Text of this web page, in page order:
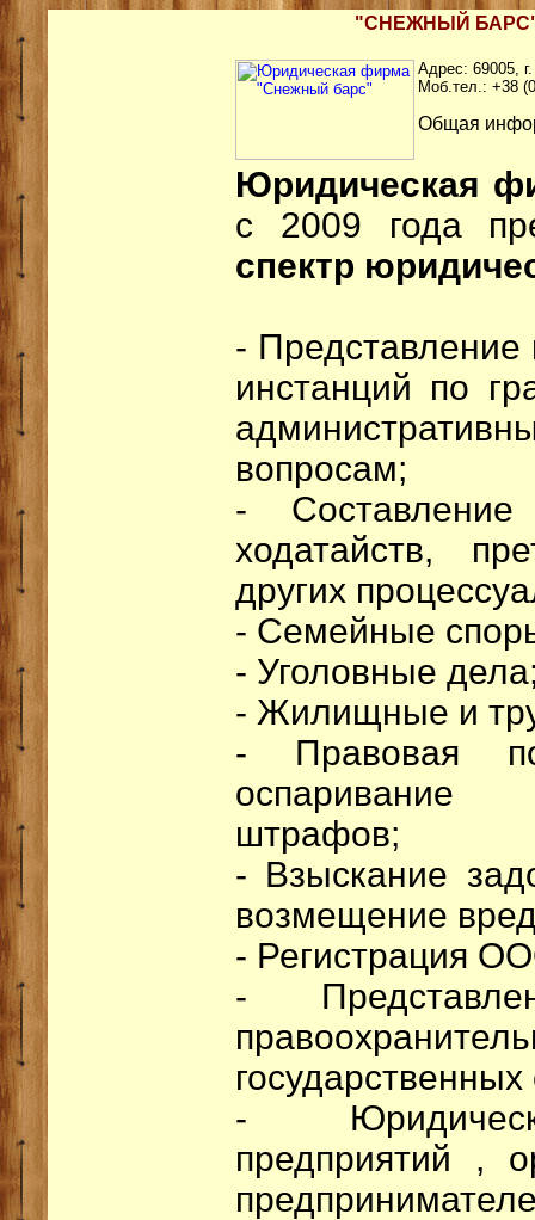
"СНЕЖНЫЙ
Адрес: 69005,
Моб.тел.: +38
Общая
Юридическая
с 2009 года
спектр
- Представление
инстанций по
вопросам;
- Составление
ходатайств,
других
- Семейные
- Уголовные
- Жилищные и
- Правовая
оспаривание
штрафов;
- Взыскание
возмещение
- Регистрация
-
государственных
-
предприятий ,